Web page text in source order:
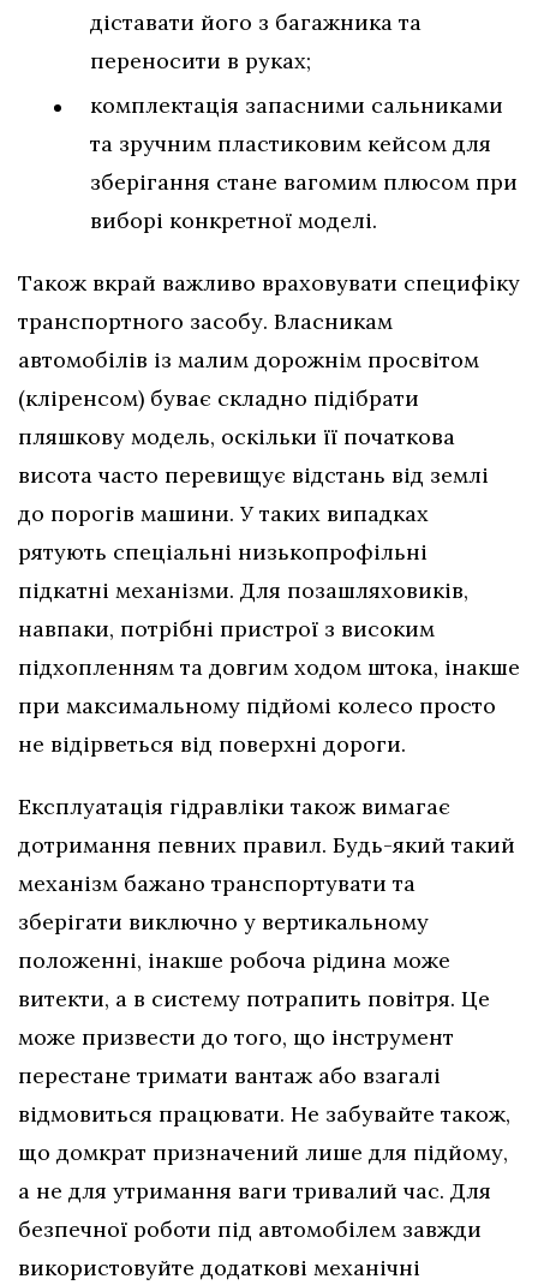
діставати його з багажника та
переносити в руках;
комплектація запасними сальниками
та зручним пластиковим кейсом для
зберігання стане вагомим плюсом при
виборі конкретної моделі.
Також вкрай важливо враховувати специфіку
транспортного засобу. Власникам
автомобілів із малим дорожнім просвітом
(кліренсом) буває складно підібрати
пляшкову модель, оскільки її початкова
висота часто перевищує відстань від землі
до порогів машини. У таких випадках
рятують спеціальні низькопрофільні
підкатні механізми. Для позашляховиків,
навпаки, потрібні пристрої з високим
підхопленням та довгим ходом штока, інакше
при максимальному підйомі колесо просто
не відірветься від поверхні дороги.
Експлуатація гідравліки також вимагає
дотримання певних правил. Будь-який такий
механізм бажано транспортувати та
зберігати виключно у вертикальному
положенні, інакше робоча рідина може
витекти, а в систему потрапить повітря. Це
може призвести до того, що інструмент
перестане тримати вантаж або взагалі
відмовиться працювати. Не забувайте також,
що домкрат призначений лише для підйому,
а не для утримання ваги тривалий час. Для
безпечної роботи під автомобілем завжди
використовуйте додаткові механічні